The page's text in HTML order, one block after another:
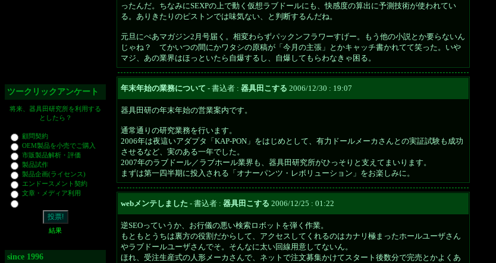
ツークリックアンケート
将来、器具田研究所を利用する
としたら？
顧問契約
OEM製品を小売でご購入
市販製品解析・評価
製品試作
製品企画(ライセンス)
エンドースメント契約
文章・メディア利用
結果
since 1996
ったんだ。ちなみにSEXPの上で動く仮想ラブドールにも、快感度の算出に予測技術が使われてい
る。ありきたりのピストンでは味気ない、と判断するんだね。
元旦にぺあマガジン2月号届く。相変わらずパックンフラワーすげー。もう他の小説とか要らないん
じゃね？ てかいつの間にかワタシの原稿が「今月の主張」とかキャッチ書かれてて笑った。いや
マジ、あの業界はほっといたら自爆するし、自爆してもらわなきゃ困る。
年末年始の業務について - 書込者 : 器具田こする 2006/12/30 : 19:07
器具田研の年末年始の営業案内です。
通常通りの研究業務を行います。
2006年は夜這いアダプタ「KAP-PON」をはじめとして、有力ドールメーカさんとの実証試験も成功
させるなど、実のある一年でした。
2007年のラブドール／ラブホール業界も、器具田研究所がひっそりと支えてまいります。
まずは第一四半期に投入される「オナーパンツ・レボリューション」をお楽しみに。
webメンテしました - 書込者 : 器具田こする 2006/12/25 : 01:22
逆SEOっていうか、お行儀の悪い検索ロボットを弾く作業。
もともとうちは裏方の役割だからして、アクセスしてくれるのはカナリ極まったホールユーザさん
やラブドールユーザさんでそ。そんなに太い回線用意してないん。
ほれ、受注生産式の人形メーカさんで、ネットで注文募集かけてスタート後数分で完売とかよくあ